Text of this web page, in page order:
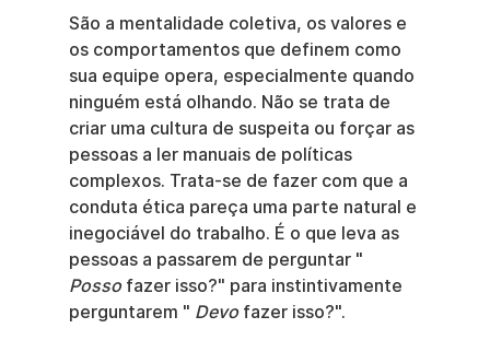
São a mentalidade coletiva, os valores e
os comportamentos que definem como
sua equipe opera, especialmente quando
ninguém está olhando. Não se trata de
criar uma cultura de suspeita ou forçar as
pessoas a ler manuais de políticas
complexos. Trata-se de fazer com que a
conduta ética pareça uma parte natural e
inegociável do trabalho. É o que leva as
pessoas a passarem de perguntar "
Posso fazer isso?" para instintivamente
perguntarem " Devo fazer isso?".